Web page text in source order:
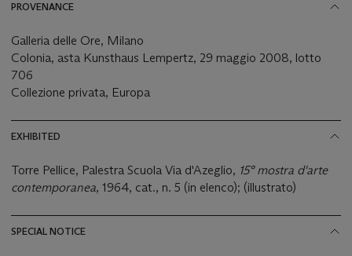
PROVENANCE
Galleria delle Ore, Milano
Colonia, asta Kunsthaus Lempertz, 29 maggio 2008, lotto
706
Collezione privata, Europa
EXHIBITED
Torre Pellice, Palestra Scuola Via d'Azeglio, 15° mostra d'arte
contemporanea, 1964, cat., n. 5 (in elenco); (illustrato)
SPECIAL NOTICE